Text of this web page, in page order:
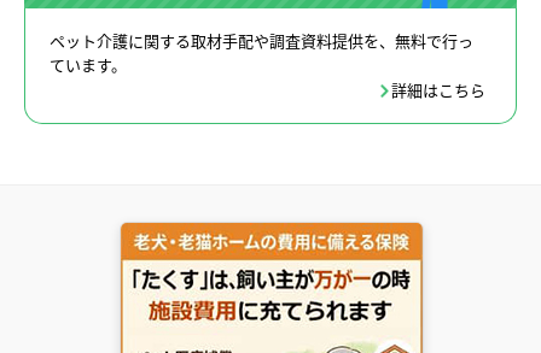
ペット介護に関する取材手配や調査資料提供を、無料で行っ
ています。
詳細はこちら